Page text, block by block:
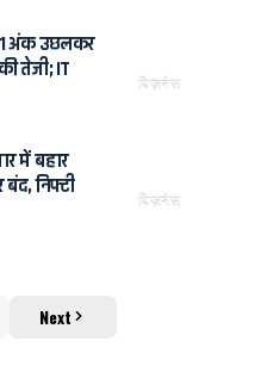
बिज़नेस
अंक उछलकर
तेजी; IT
बिज़नेस
में बहार
निफ्टी
Next